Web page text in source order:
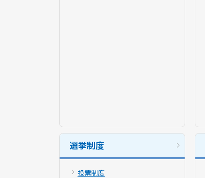
選挙制度
投票制度